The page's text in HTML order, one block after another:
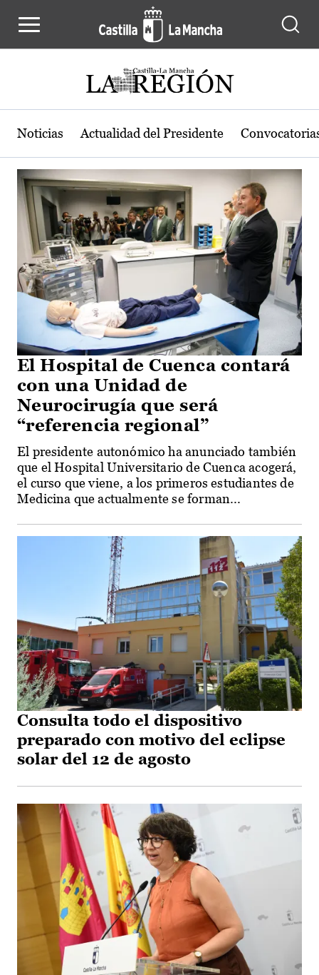
Actualidad de la región de Castilla-
Noticias Actualidad del Presidente
El Hospital de Cuenca contará
con una Unidad de
Neurocirugía que será
“referencia regional”
El presidente autonómico ha anunciado también
que el Hospital Universitario de Cuenca acogerá,
el curso que viene, a los primeros estudiantes de
Medicina que actualmente se forman...
Consulta todo el dispositivo
preparado con motivo del eclipse
solar del 12 de agosto